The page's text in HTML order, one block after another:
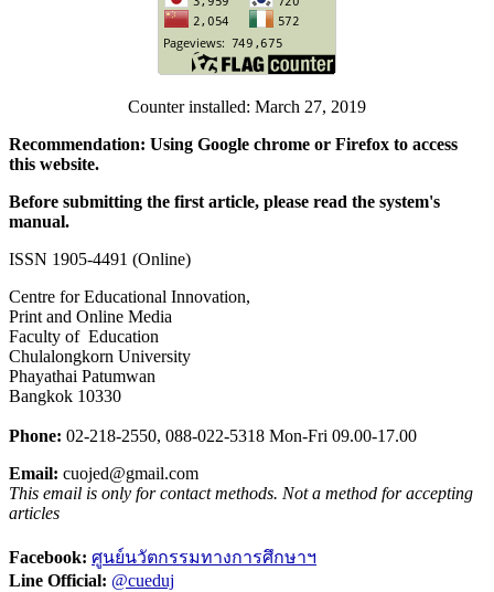
Counter installed: March 27, 2019
Recommendation: Using Google chrome or Firefox to access
this website.
Before submitting the first article, please read the system's
manual.
ISSN 1905-4491 (Online)
Centre for Educational Innovation,
Print and Online Media
Faculty of Education
Chulalongkorn University
Phayathai Patumwan
Bangkok 10330
Phone: 02-218-2550, 088-022-5318 Mon-Fri 09.00-17.00
Email: cuojed@gmail.com
This email is only for contact methods. Not a method for accepting
articles
Facebook: ศูนย์นวัตกรรมทางการศึกษาฯ
Line Official: @cueduj